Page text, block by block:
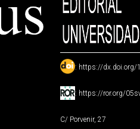
: https://dx.doi.org/
: https://ror.org/
C/ Porvenir, 27